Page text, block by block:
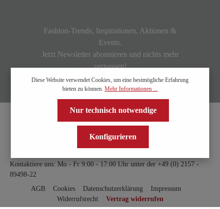
Fashion-Trends, Inspirationen, Aktionen &
Events.
Jetzt Newsletter abonnieren und nichts mehr
verpassen!
Kontaktiere uns: Mo - Fr 9:00 - 17:00 Uhr unter der +49 (0) 2157 -
89498-22
AGB
Cookies Datenschutzerklärung
Impressum
Widerrufsrecht
Vertrag widerrufen
Diese Website verwendet Cookies, um eine bestmögliche Erfahrung
bieten zu können. Mehr Informationen ...
Nur technisch notwendige
Konfigurieren